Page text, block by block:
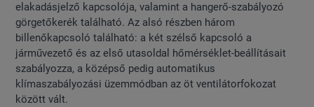
elakadásjelző kapcsolója, valamint a hangerő-szabályozó
görgetőkerék található. Az alsó részben három
billenőkapcsoló található: a két szélső kapcsoló a
járművezető és az első utasoldal hőmérséklet-beállításait
szabályozza, a középső pedig automatikus
klímaszabályozási üzemmódban az öt ventilátorfokozat
között vált.